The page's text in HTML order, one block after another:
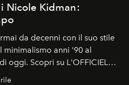
Nicole Kidman:
da decenni con il suo stile
minimalismo anni '90 al
oggi. Scopri su L'OFFICIEL